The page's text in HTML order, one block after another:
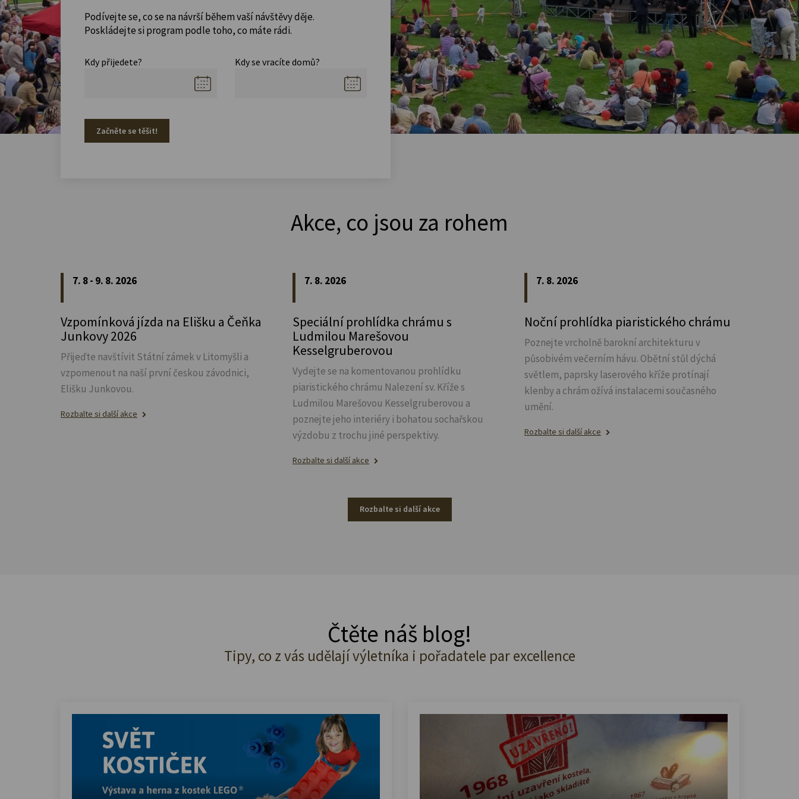
Podívejte se, co se na návrší během vaší návštěvy děje.
Poskládejte si program podle toho, co máte rádi.
Kdy přijedete? Kdy se vracíte domů?
Začněte se těšit!
Akce, co jsou za rohem
7. 8 - 9. 8. 2026
Vzpomínková jízda na Elišku a Čeňka
Junkovy 2026
Přijeďte navštívit Státní zámek v Litomyšli a
vzpomenout na naší první českou závodnici,
Elišku Junkovou.
Rozbalte si další akce
7. 8. 2026
Speciální prohlídka chrámu s
Ludmilou Marešovou
Kesselgruberovou
Vydejte se na komentovanou prohlídku
piaristického chrámu Nalezení sv. Kříže s
Ludmilou Marešovou Kesselgruberovou a
poznejte jeho interiéry i bohatou sochařskou
výzdobu z trochu jiné perspektivy.
Rozbalte si další akce
7. 8. 2026
Noční prohlídka piaristického chrámu
Poznejte vrcholně barokní architekturu v
působivém večerním hávu. Obětní stůl dýchá
světlem, paprsky laserového kříže protínají
klenby a chrám ožívá instalacemi současného
umění.
Rozbalte si další akce
Rozbalte si další akce
Čtěte náš blog!
Tipy, co z vás udělají výletníka i pořadatele par excellence